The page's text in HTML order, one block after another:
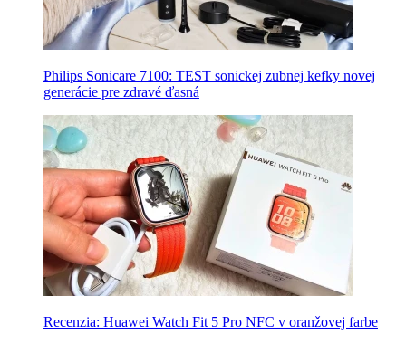
Philips Sonicare 7100: TEST sonickej zubnej kefky novej
generácie pre zdravé ďasná
Recenzia: Huawei Watch Fit 5 Pro NFC v oranžovej farbe